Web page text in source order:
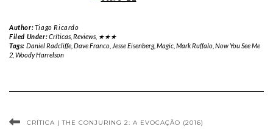
Author:Tiago Ricardo
Filed Under:Críticas, Reviews, ★★★
Tags: Daniel Radcliffe, Dave Franco, Jesse Eisenberg, Magic, Mark Ruffalo, Now You See Me
2 Woody Harrelson
CRÍTICA | THE CONJURING 2: A EVOCAÇÃO (2016)